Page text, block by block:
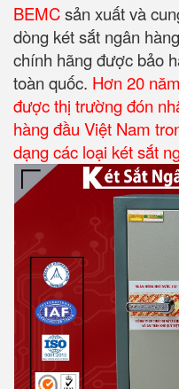
BEMCsản xuất và
dòng két sắt ngân
chính hãng được bảo
toàn quốc. Hơn 20
được thị trường đón
hàng đầu Việt Nam
dạng các loại két sắt